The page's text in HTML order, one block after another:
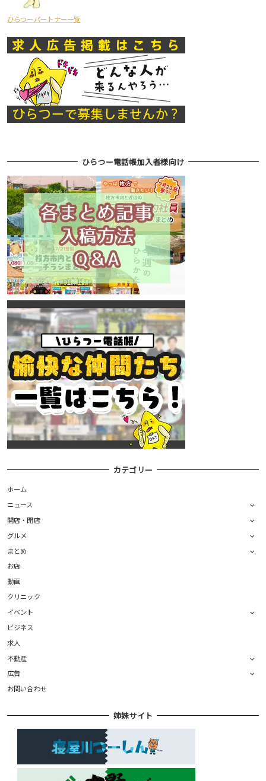
ひらつーパートナー一覧
ひらつー電話帳加入者様向け
カテゴリー
ホーム
ニュース
開店・閉店
グルメ
まとめ
お店
動画
クリニック
イベント
ビジネス
求人
不動産
広告
お問い合わせ
姉妹サイト